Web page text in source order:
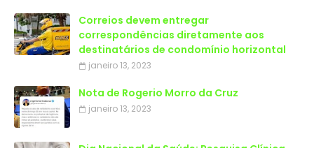
Correios devem entregar
correspondências diretamente aos
destinatários de condomínio horizontal
janeiro 13, 2023
Nota de Rogerio Morro da Cruz
janeiro 13, 2023